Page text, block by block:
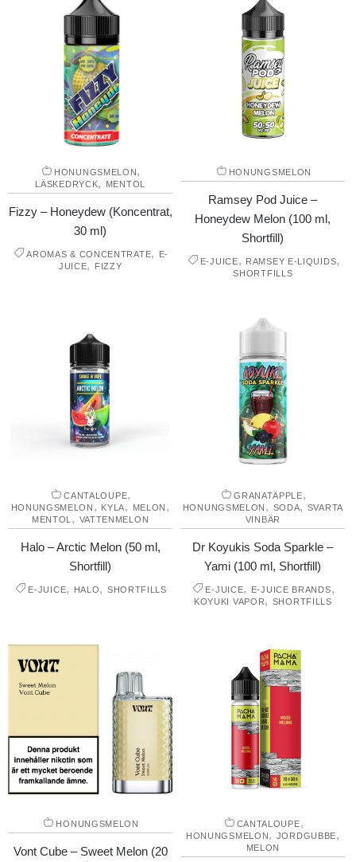
HONUNGSMELON,
LÄSKEDRYCK, MENTOL
Fizzy – Honeydew (Koncentrat,
30 ml)
AROMAS & CONCENTRATE,
E-
JUICE, FIZZY
HONUNGSMELON
Ramsey Pod Juice –
Honeydew Melon (100 ml,
Shortfill)
E-JUICE, RAMSEY E-LIQUIDS,
SHORTFILLS
CANTALOUPE,
HONUNGSMELON , KYLA, MELON ,
MENTOL , VATTENMELON
Halo – Arctic Melon (50 ml,
Shortfill)
E-JUICE, HALO, SHORTFILLS
GRANATÄPPLE,
HONUNGSMELON , SODA, SVARTA
VINBÄR
Dr Koyukis Soda Sparkle –
Yami (100 ml, Shortfill)
E-JUICE, E-JUICE BRANDS,
KOYUKI VAPOR, SHORTFILLS
HONUNGSMELON
Vont Cube – Sweet Melon (20
CANTALOUPE,
HONUNGSMELON, JORDGUBBE,
MELON